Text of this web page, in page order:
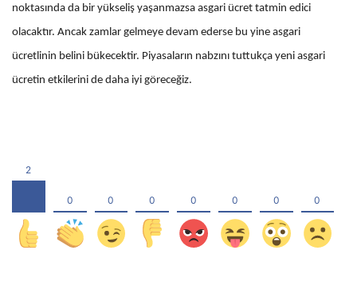
noktasında da bir yükseliş yaşanmazsa asgari ücret tatmin edici
olacaktır. Ancak zamlar gelmeye devam ederse bu yine asgari
ücretlinin belini bükecektir. Piyasaların nabzını tuttukça yeni asgari
ücretin etkilerini de daha iyi göreceğiz.